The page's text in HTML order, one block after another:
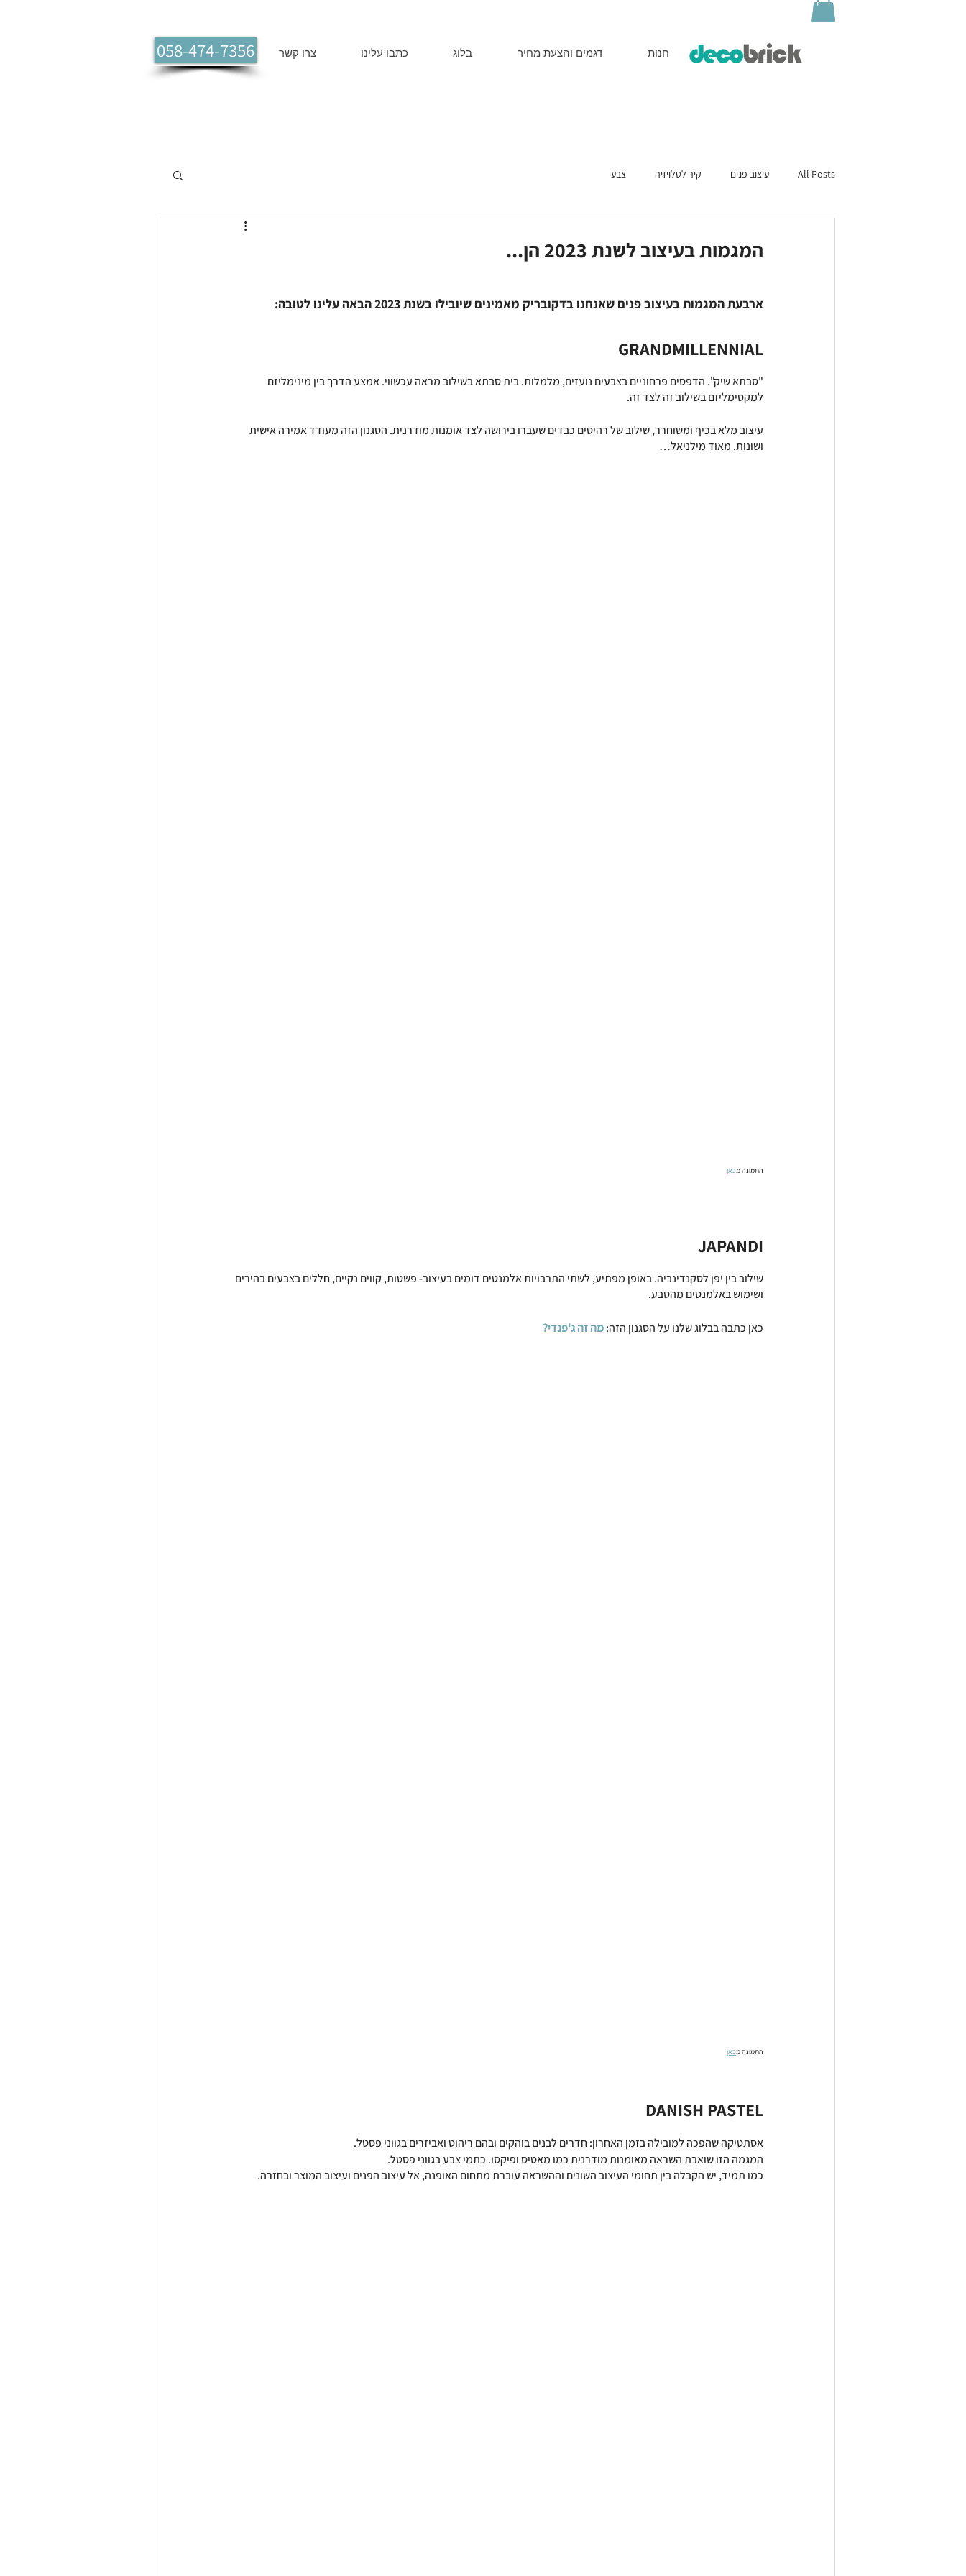
חנות דגמים והצעת מחיר בלוג כתבו עלינו צרו קשר 058-474-7356
All Posts עיצוב פנים קיר לטלויזיה צבע
המגמות בעיצוב לשנת 2023 הן...
ארבעת המגמות בעיצוב פנים שאנחנו בדקובריק מאמינים שיובילו בשנת 2023 הבאה עלינו לטובה:
GRANDMILLENNIAL
"סבתא שיק". הדפסים פרחוניים בצבעים נועזים, מלמלות. בית סבתא בשילוב מראה עכשווי. אמצע הדרך בין מינימליזם
למקסימליזם בשילוב זה לצד זה.
עיצוב מלא בכיף ומשוחרר, שילוב של רהיטים כבדים שעברו בירושה לצד אומנות מודרנית. הסגנון הזה מעודד אמירה אישית
ושונות. מאוד מילניאל…
התמונה מכאן
JAPANDI
שילוב בין יפן לסקנדינביה. באופן מפתיע, לשתי התרבויות אלמנטים דומים בעיצוב- פשטות, קווים נקיים, חללים בצבעים בהירים
ושימוש באלמנטים מהטבע.
כאן כתבה בבלוג שלנו על הסגנון הזה: מה זה ג'פנדי?
התמונה מכאן
DANISH PASTEL
אסתטיקה שהפכה למובילה בזמן האחרון: חדרים לבנים בוהקים ובהם ריהוט ואביזרים בגווני פסטל.
המגמה הזו שואבת השראה מאומנות מודרנית כמו מאטיס ופיקסו. כתמי צבע בגווני פסטל.
כמו תמיד, יש הקבלה בין תחומי העיצוב השונים וההשראה עוברת מתחום האופנה, אל עיצוב הפנים ועיצוב המוצר ובחזרה.